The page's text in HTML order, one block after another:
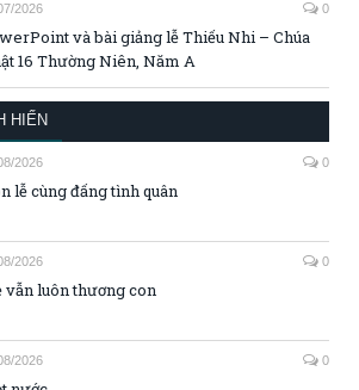
2026 0
và bài giảng lễ Thiếu Nhi – Chúa
16 Thường Niên, Năm A
HIẾN
2026 0
lễ cùng đấng tình quân
2026 0
vẫn luôn thương con
2026 0